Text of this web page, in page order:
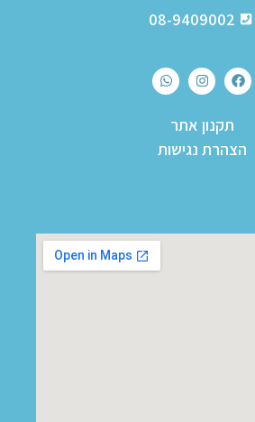
08-9409002
תקנון אתר
הצהרת נגישות